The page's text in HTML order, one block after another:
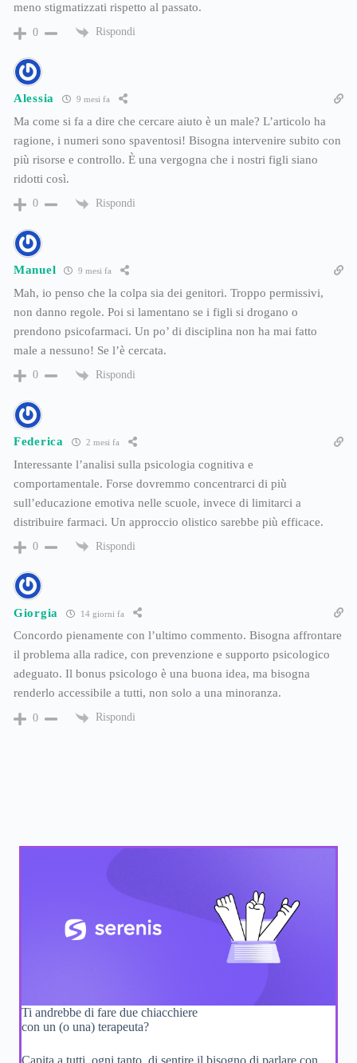
meno stigmatizzati rispetto al passato.
0 Rispondi
Alessia 9 mesi fa
Ma come si fa a dire che cercare aiuto è un male? L’articolo ha
ragione, i numeri sono spaventosi! Bisogna intervenire subito con
più risorse e controllo. È una vergogna che i nostri figli siano
ridotti così.
0 Rispondi
Manuel 9 mesi fa
Mah, io penso che la colpa sia dei genitori. Troppo permissivi,
non danno regole. Poi si lamentano se i figli si drogano o
prendono psicofarmaci. Un po’ di disciplina non ha mai fatto
male a nessuno! Se l’è cercata.
0 Rispondi
Federica 2 mesi fa
Interessante l’analisi sulla psicologia cognitiva e
comportamentale. Forse dovremmo concentrarci di più
sull’educazione emotiva nelle scuole, invece di limitarci a
distribuire farmaci. Un approccio olistico sarebbe più efficace.
0 Rispondi
Giorgia 14 giorni fa
Concordo pienamente con l’ultimo commento. Bisogna affrontare
il problema alla radice, con prevenzione e supporto psicologico
adeguato. Il bonus psicologo è una buona idea, ma bisogna
renderlo accessibile a tutti, non solo a una minoranza.
0 Rispondi
Ti andrebbe di fare due chiacchiere
con un (o una) terapeuta?
Capita a tutti, ogni tanto, di sentire il bisogno di parlare con